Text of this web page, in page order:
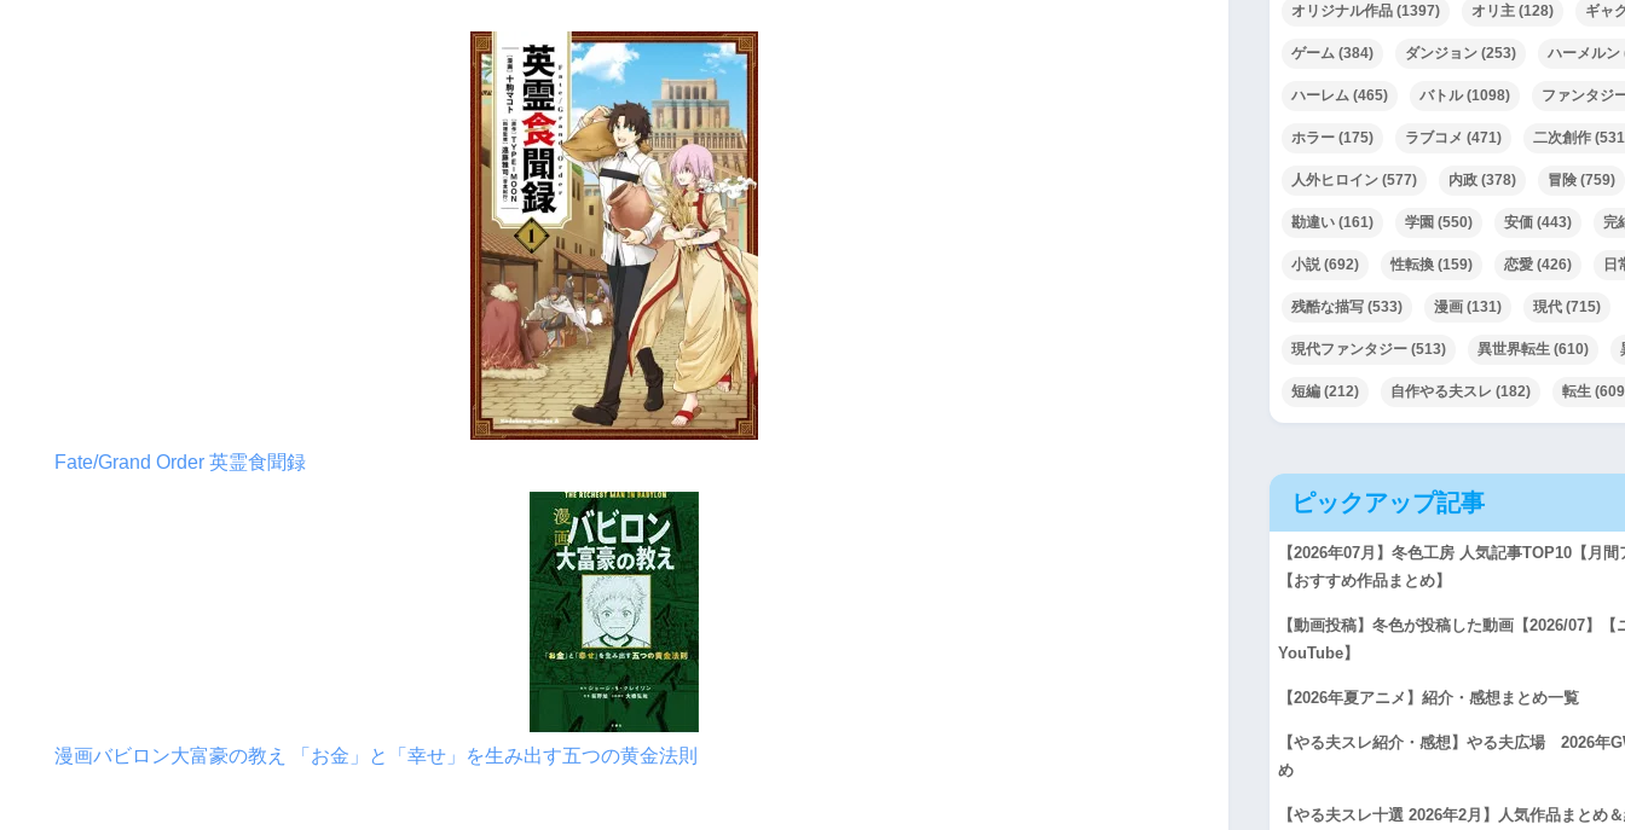
Fate/Grand Order 英霊食聞録
漫画バビロン大富豪の教え 「お金」と「幸せ」を生み出す五つの黄金法則
オリジナル作品 (1397) オリ主 (128) ギャ
ゲーム (384) ダンジョン (253) ハーメルン
ハーレム (465) バトル(1098) ファンタジ
ホラー (175) ラブコメ (471) 二次創作
人外ヒロイン (577) 内政 (378) 冒険 (759)
勘違い (161) 学園 (550) 安価 (443) 完
小説(692) 性転換 (159) 恋愛 (426) 日
残酷な描写 (533) 漫画 (131) 現代 (715)
現代ファンタジー (513) 異世界転生 (610)
短編 (212) 自作やる夫スレ (182) 転生
ピックアップ記事
【2026年07月】冬色工房 人気記事TOP10【月
【おすすめ作品まとめ】
【動画投稿】冬色が投稿した動画【2026/07】【
YouTube】
【2026年夏アニメ】紹介・感想まとめ一覧
【やる夫スレ紹介・感想】やる夫広場 2026年
め
【やる夫スレ十選 2026年2月】人気作品まとめ